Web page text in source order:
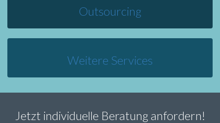
Outsourcing
Weitere Services
Jetzt individuelle Beratung anfordern!